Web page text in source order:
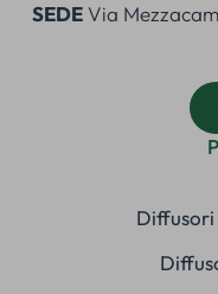
SEDEVia
Diffusori